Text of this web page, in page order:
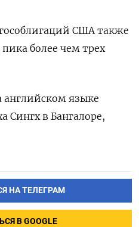
США также
более чем трех
языке
Сингх в Бангалоре,
НА ТЕЛЕГРАМ
В GOOGLE